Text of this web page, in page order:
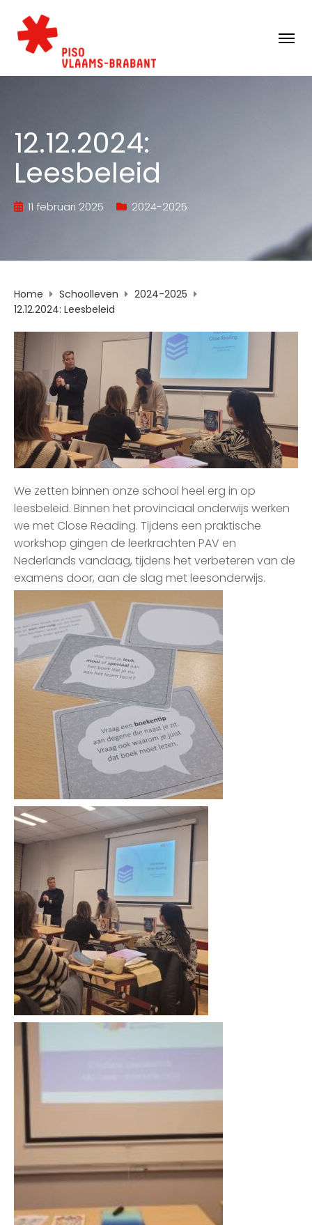
12.12.2024:
Leesbeleid
11 februari 2025 2024-2025
Home Schoolleven
2024-2025
12.12.2024: Leesbeleid
We zetten binnen onze school heel erg in op
leesbeleid. Binnen het provinciaal onderwijs werken
we met Close Reading. Tijdens een praktische
workshop gingen de leerkrachten PAV en
Nederlands vandaag, tijdens het verbeteren van de
examens door, aan de slag met leesonderwijs.